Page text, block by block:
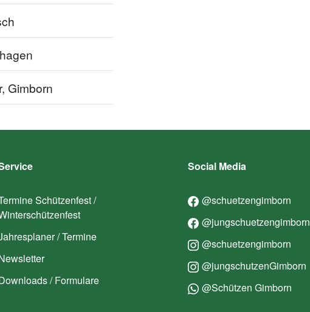
Gimborn
Schützenfest /
/ Termine
/ Formulare
Social Media
@schuetzengimborn
@jungschuetzengimborn
@schuetzengimborn
@jungschutzenGimborn
@Schützen Gimborn